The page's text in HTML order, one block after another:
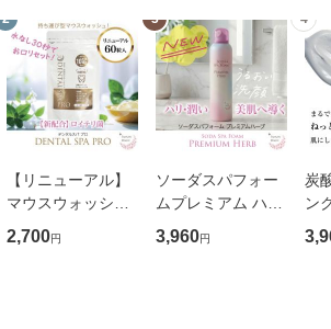
2
【リニューアル】
マウスウォッシュ
炭酸 デンタルスパ
プロ DENTALSPA
2,700円
3
ソーダスパフォー
ムプレミアム ハー
ブ 150g 10000pp
m 1本 炭酸 フェイ
3,960円
4
炭
ン
パ
ッ